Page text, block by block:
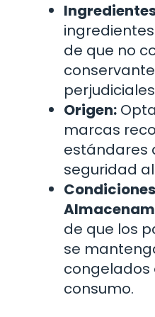
de que no
Origen:
marcas
estándares
seguridad
de que los
se
congelados
consumo.